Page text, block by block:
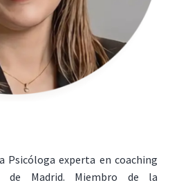
Psicóloga experta en coaching
de Madrid. Miembro de la